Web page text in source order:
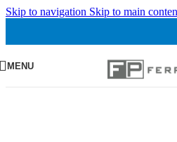
Skip to navigation Skip to main
MENU